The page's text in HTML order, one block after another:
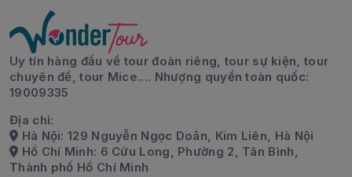
Uy tín hàng đầu về tour đoàn riêng, tour sự kiện, tour
chuyên đề, tour Mice.... Nhượng quyền toàn quốc:
19009335
Địa chỉ:
Hà Nội: 129 Nguyễn Ngọc Doãn, Kim Liên, Hà Nội
Hồ Chí Minh: 6 Cửu Long, Phường 2, Tân Bình,
Thành phố Hồ Chí Minh